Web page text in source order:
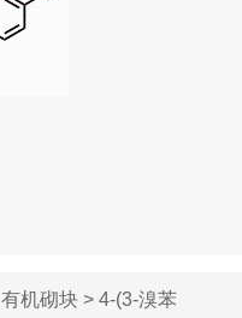
有机砌块> 4-(3-溴苯